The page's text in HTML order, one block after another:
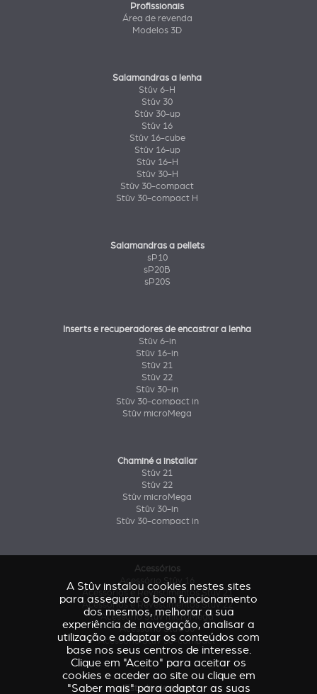
Profissionais
Área de revenda
Modelos 3D
Salamandras a lenha
Stûv 6-H
Stûv 30
Stûv 30-up
Stûv 16
Stûv 16-cube
Stûv 16-up
Stûv 16-H
Stûv 30-H
Stûv 30-compact
Stûv 30-compact H
Salamandras a pellets
sP10
sP20B
sP20S
Inserts e recuperadores de encastrar a lenha
Stûv 6-in
Stûv 16-in
Stûv 21
Stûv 22
Stûv 30-in
Stûv 30-compact in
Stûv microMega
Chaminé a installar
Stûv 21
Stûv 22
Stûv microMega
Stûv 30-in
Stûv 30-compact in
Acessórios
Acessório Stûv 16
Acessórios e Revestimentos Stûv 21
Acessórios e Revestimentos Stûv 22
Acessório Stûv microMega
Acessório Stûv 30
Acessório Stûv 30-compact
Estudo de caso
A Stûv instalou cookies nestes sites
para assegurar o bom funcionamento
dos mesmos, melhorar a sua
experiência de navegação, analisar a
utilização e adaptar os conteúdos com
base nos seus centros de interesse.
Clique em "Aceito" para aceitar os
cookies e aceder ao site ou clique em
"Saber mais" para adaptar as suas